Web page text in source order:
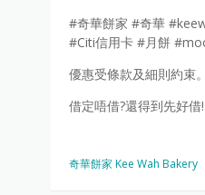
#奇華餅家 #奇華
#Citi信用卡 #月餅
優惠受條款及細則約束。
借定唔借?還得到先好借!
奇華餅家 Kee Wah Bakery